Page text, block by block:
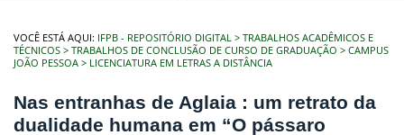
VOCÊ ESTÁ AQUI: IFPB - REPOSITÓRIO DIGITAL
TRABALHOS ACADÊMICOS E
TÉCNICOS
TRABALHOS DE CONCLUSÃO DE CURSO DE GRADUAÇÃO
CAMPUS
JOÃO PESSOA
LICENCIATURA EM LETRAS A DISTÂNCIA
Nas entranhas de Aglaia : um retrato da
dualidade humana em “O pássaro